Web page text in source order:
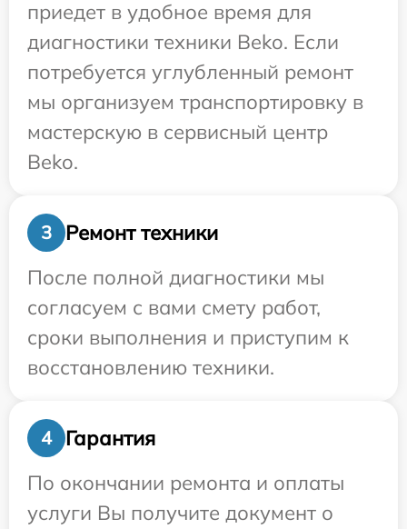
приедет в удобное время для
диагностики техники Beko. Если
потребуется углубленный ремонт
мы организуем транспортировку в
мастерскую в сервисный центр
Beko.
3
Ремонт техники
После полной диагностики мы
согласуем с вами смету работ,
сроки выполнения и приступим к
восстановлению техники.
4
Гарантия
По окончании ремонта и оплаты
услуги Вы получите документ о